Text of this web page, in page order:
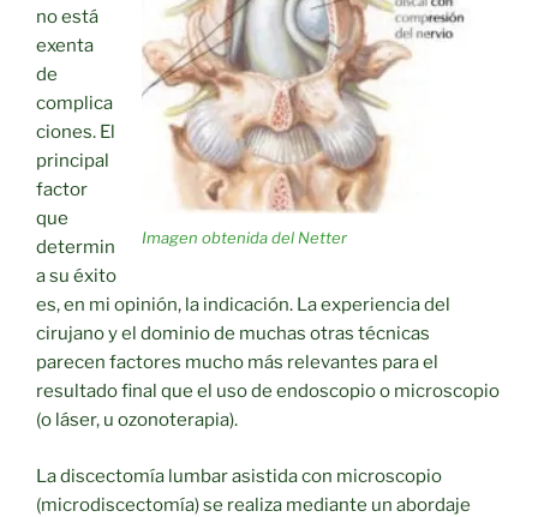
Imagen obtenida del Netter
no está
exenta
de
complica
ciones. El
principal
factor
que
determin
a su éxito
es, en mi opinión, la indicación. La experiencia del
cirujano y el dominio de muchas otras técnicas
parecen factores mucho más relevantes para el
resultado final que el uso de endoscopio o microscopio
(o láser, u ozonoterapia).
La discectomía lumbar asistida con microscopio
(microdiscectomía) se realiza mediante un abordaje